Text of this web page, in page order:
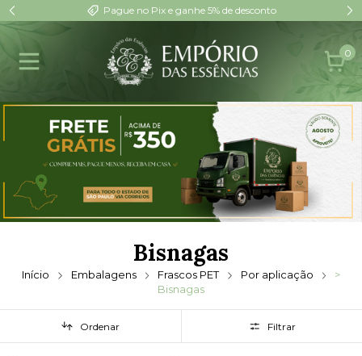
Pague no Pix e ganhe 5% de desconto
0
Bisnagas
Início Embalagens Frascos PET Por aplicação
>
Bisnagas
Ordenar Filtrar